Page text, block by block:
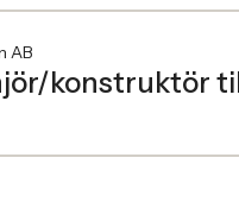
AB
konstruktör